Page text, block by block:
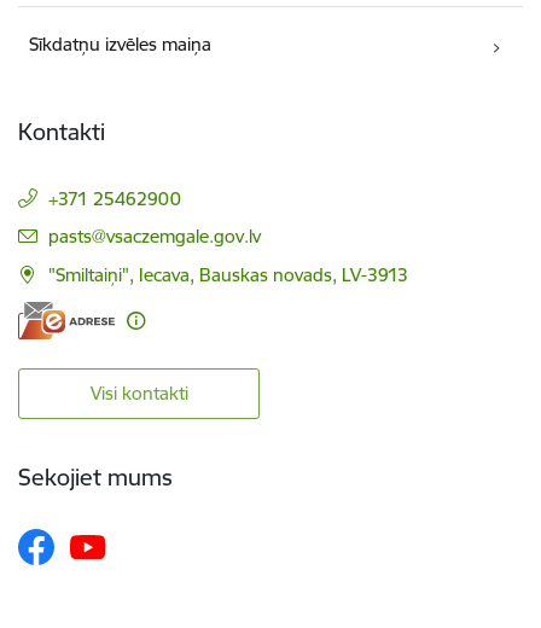
Sīkdatņu izvēles maiņa
Kontakti
+371 25462900
E-pasts:
pasts@vsaczemgale.gov.lv
"Smiltaiņi", Iecava, Bauskas novads, LV-3913
Visi kontakti
Sekojiet mums